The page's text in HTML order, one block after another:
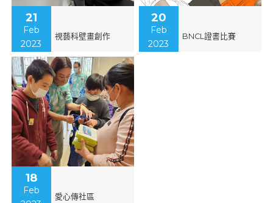
21
Feb
2023
視藝科壁畫創作
20
Feb
2023
BNCL證書比賽
18
Feb
愛心傳社區